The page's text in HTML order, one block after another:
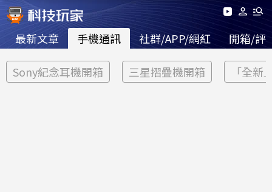
最新文章 手機通訊 社群/APP/網紅 開箱/評
Sony紀念耳機開箱 三星摺疊機開箱 「全新